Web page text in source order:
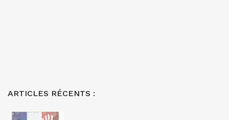
ARTICLES RÉCENTS :